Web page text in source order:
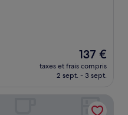
Le
nouveau
prix
de
137 €
137 €
taxes et frais compris
2 sept. - 3 sept.